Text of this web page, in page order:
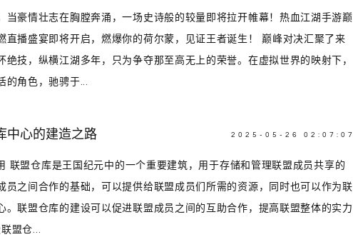
当豪情壮志在胸膛奔涌，一场史诗般的较量即将拉开帷幕！热血江湖手游巅
直播盛宴即将开启，燃爆你的荷尔蒙，见证王者诞生！ 巅峰对决汇聚了来
绝技，纵横江湖多年，只为争夺那至高无上的荣誉。在虚拟世界的映射下，
的角色，驰骋于...
中心的建造之路 2025-05-26 02:07:07
联盟仓库是王国纪元中的一个重要建筑，用于存储和管理联盟成员共享的
员之间合作的基础，可以提供给联盟成员们所需的资源，同时也可以作为联
。联盟仓库的建设可以促进联盟成员之间的互助合作，提高联盟整体的实力
盟仓...